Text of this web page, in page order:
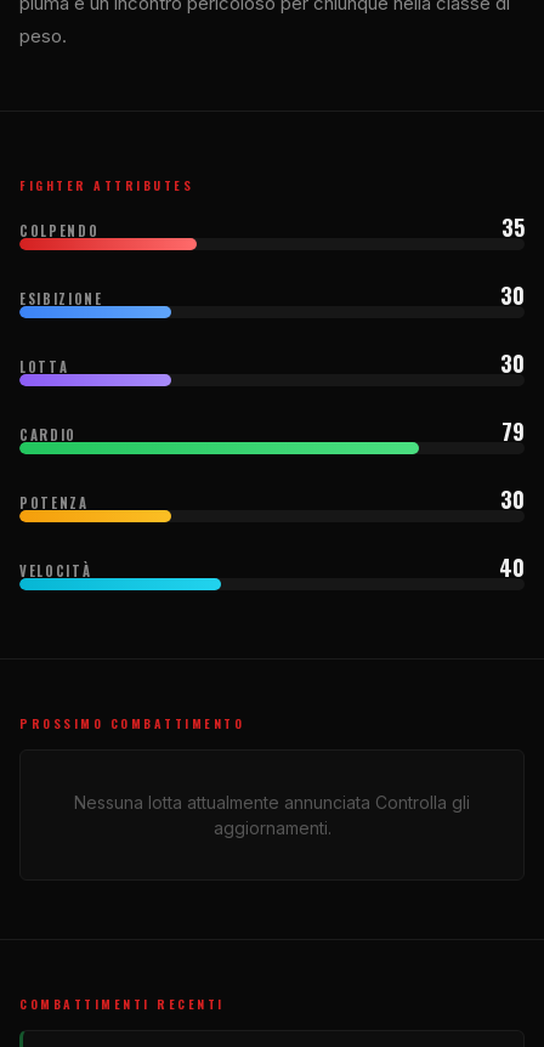
peso.
FIGHTER ATTRIBUTES
COLPENDO 35
ESIBIZIONE 30
LOTTA 30
CARDIO 79
POTENZA 30
VELOCITÀ 40
PROSSIMO COMBATTIMENTO
Nessuna lotta attualmente annunciata Controlla gli
aggiornamenti.
COMBATTIMENTI RECENTI